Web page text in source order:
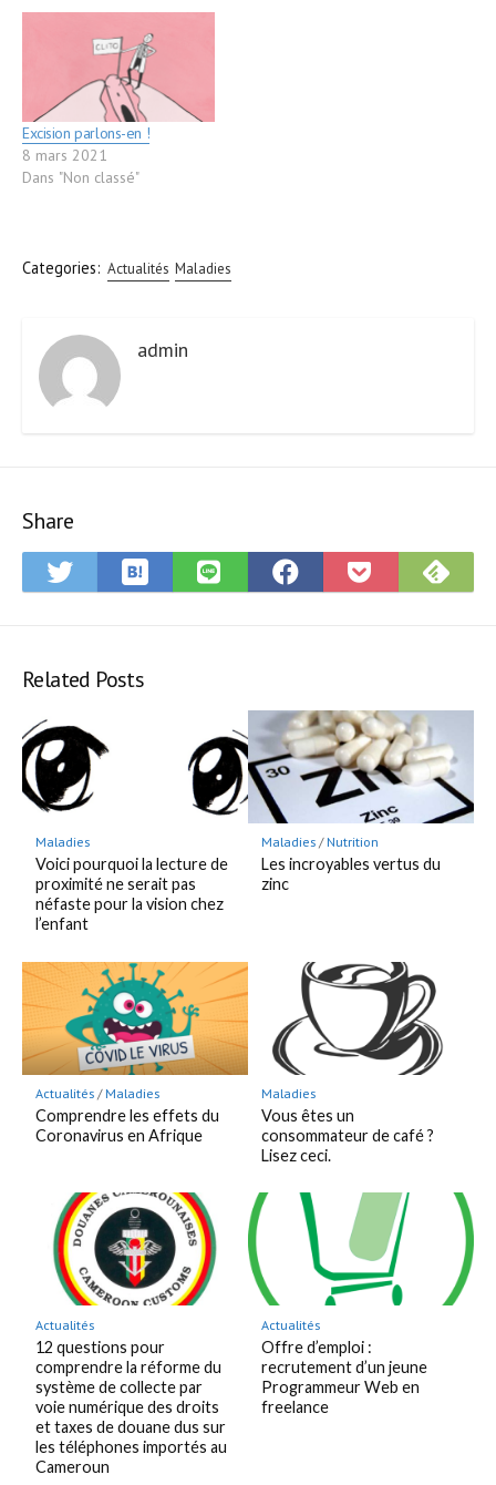
Excision parlons-en !
8 mars 2021
Dans "Non classé"
Categories: Actualités Maladies
admin
Share
Share Save
Bookmark
Share Share Save
Related Posts
Maladies
Voici pourquoi la lecture de
proximité ne serait pas
néfaste pour la vision chez
l’enfant
Maladies/ Nutrition
Les incroyables vertus du
zinc
Actualités/ Maladies
Comprendre les effets du
Coronavirus en Afrique
Maladies
Vous êtes un
consommateur de café ?
Lisez ceci.
Actualités
12 questions pour
comprendre la réforme du
système de collecte par
voie numérique des droits
et taxes de douane dus sur
les téléphones importés au
Cameroun
Actualités
Offre d’emploi :
recrutement d’un jeune
Programmeur Web en
freelance